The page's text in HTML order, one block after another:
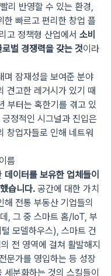
리 반영할 수 있는 환경,
한 빠르고 편리한 창업 플
고 정책형 산업에서 소비
벌 경쟁력을 갖는 것이라
며 잠재성을 보여준 분야
견고한 레거시가 있기 때
부터는 혹한기를 겪고 있
정적인 시그널과 진입은
창업자들로 인해 네트워
름
데이터를 보유한 업체들이
습니다. 공간에 대한 가치
전통 부동산 기업들의
, 그 중 스마트 홈/IoT, 부
모델하우스), 스마트 건
전 영역에 걸쳐 활발해지
문가를 영입하는 등 성장
분화하는 것의 스킬들이